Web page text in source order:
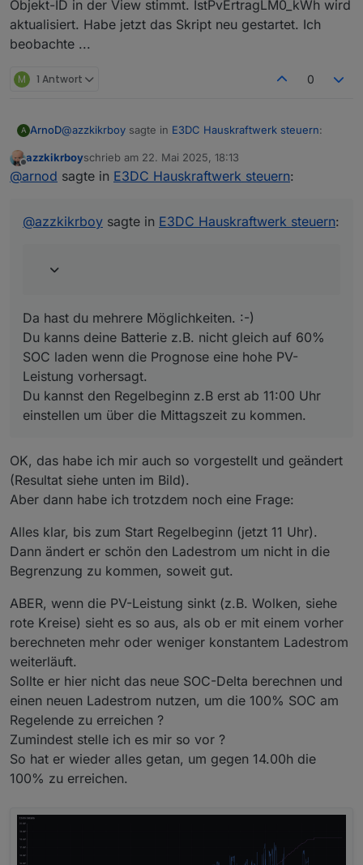
Objekt-ID in der View stimmt. IstPvErtragLM0_kWh wird
aktualisiert. Habe jetzt das Skript neu gestartet. Ich
beobachte ...
M 1 Antwort 0
A ArnoD@azzkikrboy sagte in E3DC Hauskraftwerk steuern:
@arnod sagte inE3DC Hauskraftwerk steuern
azzkikrboy
Sieht so aus, als ob um ca. 11:15 Uhr die PV-
OK, aus deiner Erfahrung: gibt es eine Möglichkeit
die Parameter so zu ändern, dass das Abriegeln
weiter nach hinten (also später) verlegt werden
könnte?
Du kanns deine Batterie z.B. nicht gleich auf 60% SOC
laden wenn die Prognose eine hohe PV- Leistung
Offline
azzkikrboyschrieb am 22. Mai 2025, 18:13
zuletzt editiert von
@arnod sagte in E3DC Hauskraftwerk steuern:
@azzkikrboy sagte in E3DC Hauskraftwerk steuern:
Da hast du mehrere Möglichkeiten. :-)
Du kanns deine Batterie z.B. nicht gleich auf 60%
SOC laden wenn die Prognose eine hohe PV-
Leistung vorhersagt.
Du kannst den Regelbeginn z.B erst ab 11:00 Uhr
einstellen um über die Mittagszeit zu kommen.
OK, das habe ich mir auch so vorgestellt und geändert
(Resultat siehe unten im Bild).
Aber dann habe ich trotzdem noch eine Frage:
Alles klar, bis zum Start Regelbeginn (jetzt 11 Uhr).
Dann ändert er schön den Ladestrom um nicht in die
Begrenzung zu kommen, soweit gut.
ABER, wenn die PV-Leistung sinkt (z.B. Wolken, siehe
rote Kreise) sieht es so aus, als ob er mit einem vorher
berechneten mehr oder weniger konstantem Ladestrom
weiterläuft.
Sollte er hier nicht das neue SOC-Delta berechnen und
einen neuen Ladestrom nutzen, um die 100% SOC am
Regelende zu erreichen ?
Zumindest stelle ich es mir so vor ?
So hat er wieder alles getan, um gegen 14.00h die
100% zu erreichen.